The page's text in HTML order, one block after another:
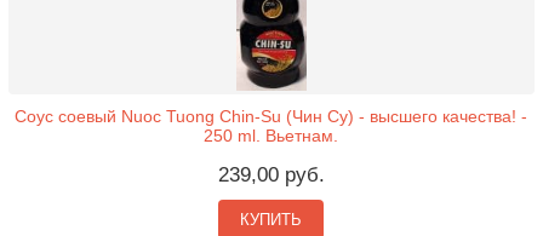
Соус соевый Nuoc Tuong Chin-Su (Чин Су) - высшего качества! -
250 ml. Вьетнам.
239,00 руб.
КУПИТЬ